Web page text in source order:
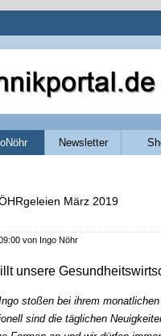
Newsletter
März 2019
von Ingo Nöhr
unsere
stoßen bei ihrem
sind die täglichen